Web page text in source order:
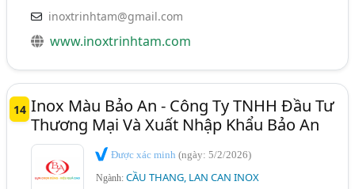
inoxtrinhtam@gmail.com
www.inoxtrinhtam.com
14 Inox Màu Bảo An - Công Ty TNHH Đầu Tư
Thương Mại Và Xuất Nhập Khẩu Bảo An
Được xác minh(ngày: 5/2/2026)
Ngành:CẦU THANG, LAN CAN INOX